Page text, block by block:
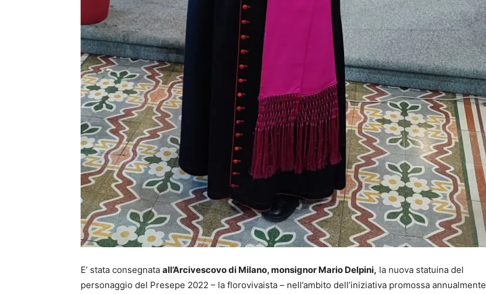
E’ stata consegnata all’Arcivescovo di Milano, monsignor Mario Delpini, la nuova statuina del
personaggio del Presepe 2022 – la florovivaista – nell’ambito dell’iniziativa promossa annualmente